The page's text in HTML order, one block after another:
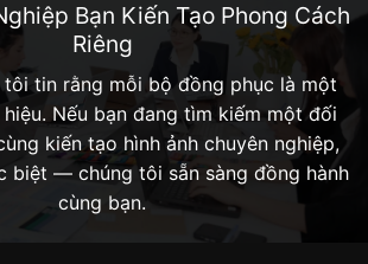
Bạn Kiến Tạo Phong Cách
Riêng
tôi tin rằng mỗi bộ đồng phục là một
Nếu bạn đang tìm kiếm một đối
kiến tạo hình ảnh chuyên nghiệp,
biệt — chúng tôi sẵn sàng đồng hành
cùng bạn.